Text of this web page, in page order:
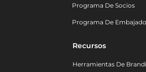
Programa De Socios
Programa De
Recursos
Herramientas De